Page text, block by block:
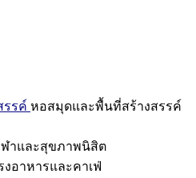
รรค์ หอสมุดและพื้นที่สร้างสรรค์
าและสุขภาพนิสิต
งอาหารและคาเฟ่